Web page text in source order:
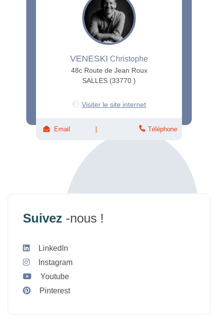
VENESKI Christophe
48c Route de Jean Roux
SALLES (33770 )
Visiter le site internet
Email Téléphone
Suivez -nous !
LinkedIn
Instagram
Youtube
Pinterest